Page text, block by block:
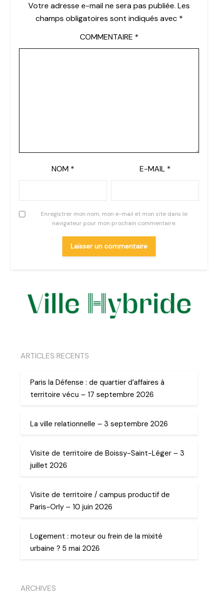
Votre adresse e-mail ne sera pas publiée. Les
champs obligatoires sont indiqués avec *
COMMENTAIRE *
NOM * E-MAIL *
Enregistrer mon nom, mon e-mail et mon site dans le
navigateur pour mon prochain commentaire.
ARTICLES RECENTS
Paris la Défense : de quartier d’affaires à
territoire vécu – 17 septembre 2026
La ville relationnelle – 3 septembre 2026
Visite de territoire de Boissy-Saint-Léger – 3
juillet 2026
Visite de territoire / campus productif de
Paris-Orly – 10 juin 2026
Logement : moteur ou frein de la mixité
urbaine ? 5 mai 2026
ARCHIVES